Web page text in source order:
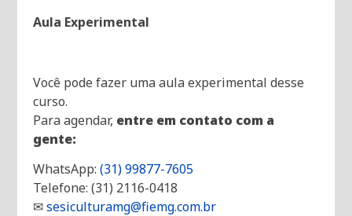
Aula Experimental
Você pode fazer uma aula experimental desse
curso.
Para agendar, entre em contato com a
gente:
WhatsApp:(31) 99877-7605
Telefone: (31) 2116-0418
✉sesiculturamg@fiemg.com.br